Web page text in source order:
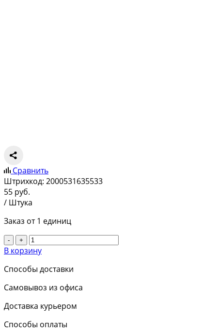
Сравнить
Штрихкод: 2000531635533
55 руб.
/ Штука
Заказ от 1 единиц
- +
В корзину
Способы доставки
Самовывоз из офиса
Доставка курьером
Способы оплаты